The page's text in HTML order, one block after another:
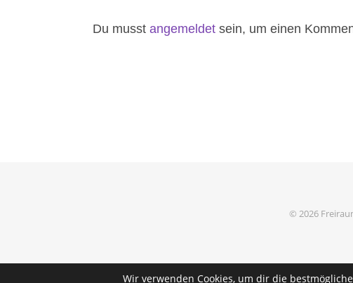
Du musst angemeldet sein, um einen
© 2026
Wir verwenden Cookies, um dir die